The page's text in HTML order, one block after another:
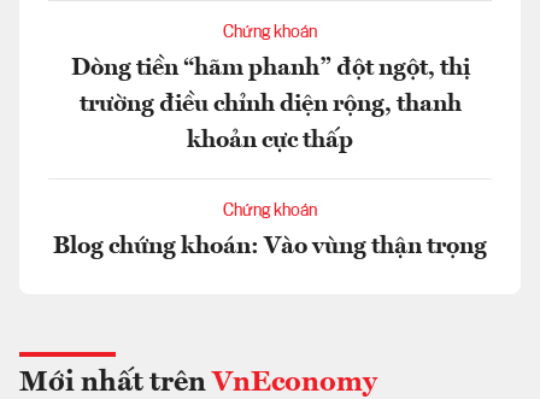
Chứng khoán
Dòng tiền “hãm phanh” đột ngột, thị
trường điều chỉnh diện rộng, thanh
khoản cực thấp
Chứng khoán
Blog chứng khoán: Vào vùng thận trọng
Mới nhất trên VnEconomy